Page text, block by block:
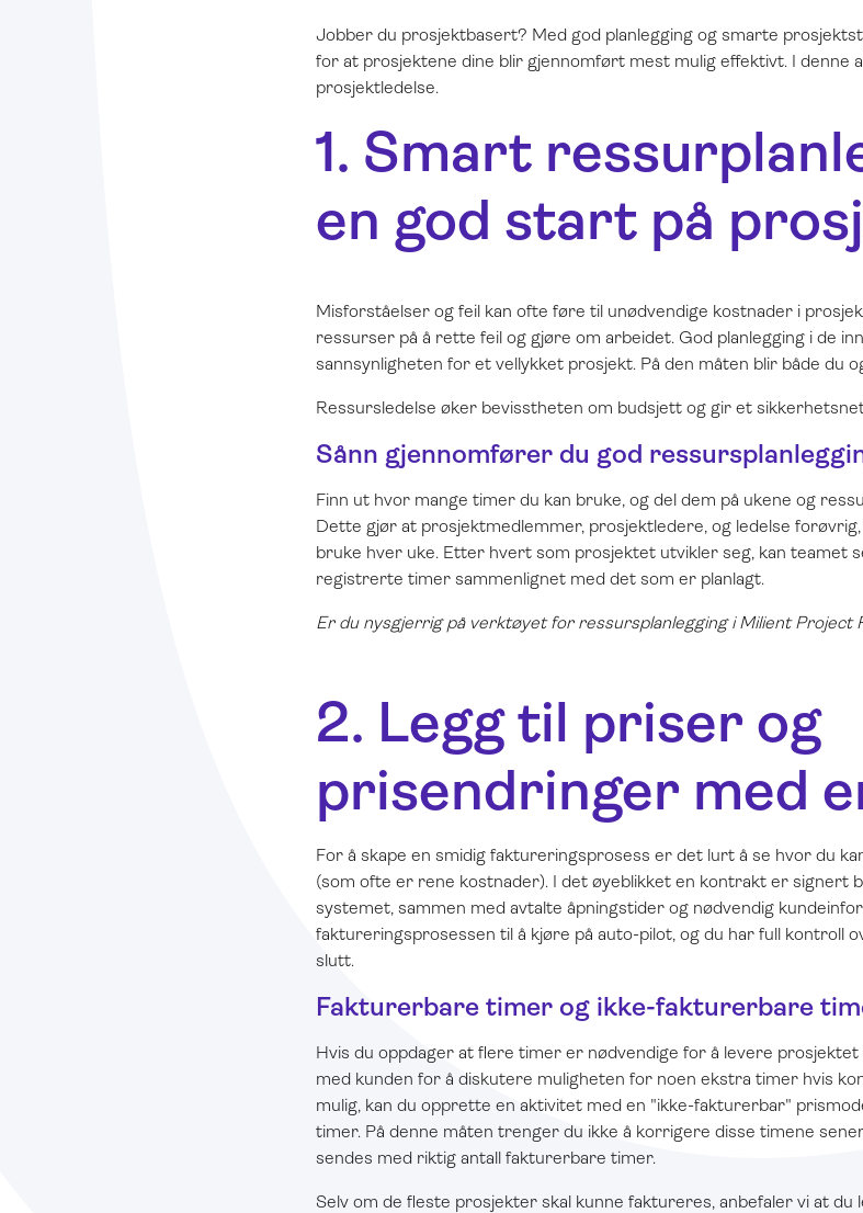
Jobber du prosjektbasert? Med god planlegging og smarte
for at prosjektene dine blir gjennomført mest mulig effektivt. I denne
prosjektledelse.
1. Smart
en god start på
Misforståelser og feil kan ofte føre til unødvendige kostnader i
ressurser på å rette feil og gjøre om arbeidet. God planlegging i de
sannsynligheten for et vellykket prosjekt. På den måten blir både du
Ressursledelse øker bevisstheten om budsjett og gir et
Sånn gjennomfører du god
Finn ut hvor mange timer du kan bruke, og del dem på ukene og
Dette gjør at prosjektmedlemmer, prosjektledere, og ledelse
bruke hver uke. Etter hvert som prosjektet utvikler seg, kan teamet
registrerte timer sammenlignet med det som er planlagt.
Er du nysgjerrig på verktøyet for ressursplanlegging i Milient Project
2. Legg til priser og
prisendringer med
For å skape en smidig faktureringsprosess er det lurt å se hvor du
(som ofte er rene kostnader). I det øyeblikket en kontrakt er signert
systemet, sammen med avtalte åpningstider og nødvendig
faktureringsprosessen til å kjøre på auto-pilot, og du har full kontroll
slutt.
Fakturerbare timer og ikke-fakturerbare
Hvis du oppdager at flere timer er nødvendige for å levere
med kunden for å diskutere muligheten for noen ekstra timer hvis
mulig, kan du opprette en aktivitet med en "ikke-fakturerbar"
timer. På denne måten trenger du ikke å korrigere disse timene
sendes med riktig antall fakturerbare timer.
Selv om de fleste prosjekter skal kunne faktureres, anbefaler vi at